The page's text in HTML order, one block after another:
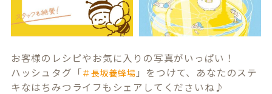
お客様のレシピやお気に入りの写真がいっぱい！
ハッシュタグ「＃長坂養蜂場 」をつけて、あなたのステ
キなはちみつライフもシェアしてくださいね♪